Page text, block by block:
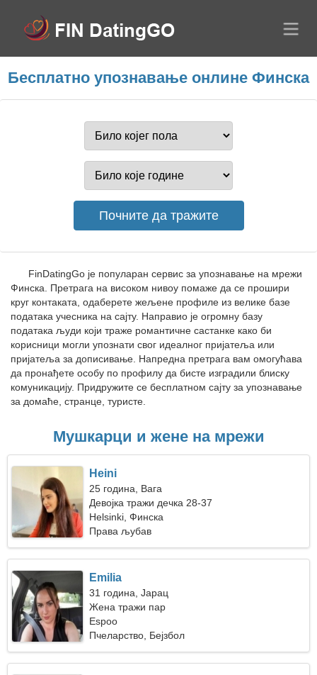
Бесплатно упознавање онлине Финска
FinDatingGo је популаран сервис за упознавање на мрежи
Финска. Претрага на високом нивоу помаже да се прошири
круг контаката, одаберете жељене профиле из велике базе
података учесника на сајту. Направио је огромну базу
података људи који траже романтичне састанке како би
корисници могли упознати свог идеалног пријатеља или
пријатеља за дописивање. Напредна претрага вам омогућава
да пронађете особу по профилу да бисте изградили блиску
комуникацију. Придружите се бесплатном сајту за упознавање
за домаће, странце, туристе.
Мушкарци и жене на мрежи
Heini
25 година, Вага
Девојка тражи дечка 28-37
Helsinki, Финска
Права љубав
Emilia
31 година, Јарац
Жена тражи пар
Espoo
Пчеларство, Бејзбол